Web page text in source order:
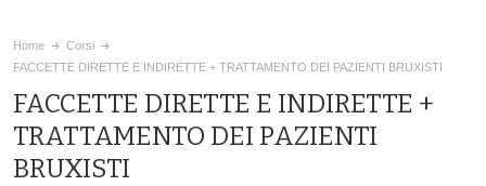
Home
Corsi
FACCETTE DIRETTE E INDIRETTE + TRATTAMENTO DEI PAZIENTI BRUXISTI
FACCETTE DIRETTE E INDIRETTE +
TRATTAMENTO DEI PAZIENTI
BRUXISTI